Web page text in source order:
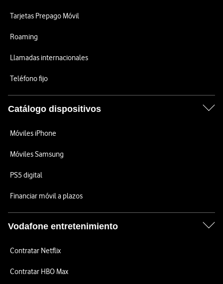
Tarjetas Prepago Móvil
Roaming
Llamadas internacionales
Teléfono fijo
Catálogo dispositivos
Móviles iPhone
Móviles Samsung
PS5 digital
Financiar móvil a plazos
Vodafone entretenimiento
Contratar Netflix
Contratar HBO Max